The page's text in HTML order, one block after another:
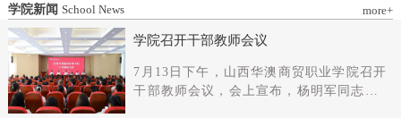
学院新闻 School News more+
学院召开干部教师会议
7月13日下午，山西华澳商贸职业学院召开
干部教师会议，会上宣布，杨明军同志任